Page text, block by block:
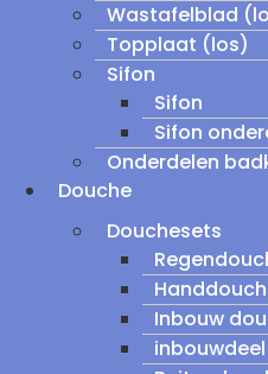
Wastafelblad
Topplaat (los)
Sifon
Sifon
Sifon
Onderdelen
Douche
Douchesets
Inbouw
inbouwdeel